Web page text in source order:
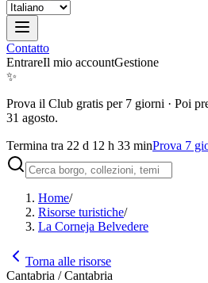
Contatto
EntrareIl mio accountGestione
✨
Prova il Club gratis per 7 giorni · Poi
31 agosto.
Termina tra 22 d 12 h 33 minProva 7
Home/
Risorse turistiche/
La Corneja Belvedere
Torna alle risorse
Cantabria / Cantabria